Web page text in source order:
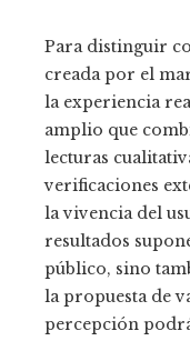
Para distinguir
creada por el
la experiencia
amplio que
lecturas
verificaciones
la vivencia del
resultados
público, sino
la propuesta de
percepción